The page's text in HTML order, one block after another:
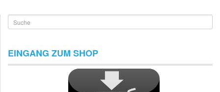
Suche
EINGANG ZUM SHOP